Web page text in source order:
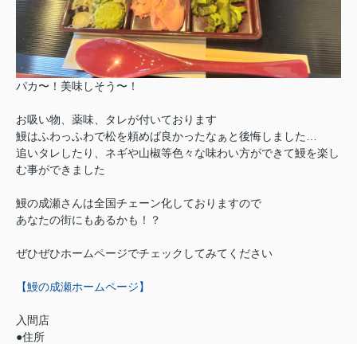
パカ〜！美味しそう〜！
お吸い物、薬味、タレが付いております
鰻はふわっふわで松を頼めば良かったなぁと後悔しました…
追いタレしたり、ネギや山椒等色々な味わい方ができて鰻を楽し
む事ができました
鰻の成瀬さんは全国チェーン化しておりますので
あなたの街にもあるかも！？
ぜひぜひホームページでチェックしてみてください
【鰻の成瀬ホームページ】
入間店
●住所